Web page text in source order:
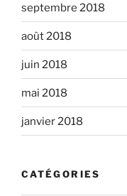
septembre 2018
août 2018
juin 2018
mai 2018
janvier 2018
CATÉGORIES